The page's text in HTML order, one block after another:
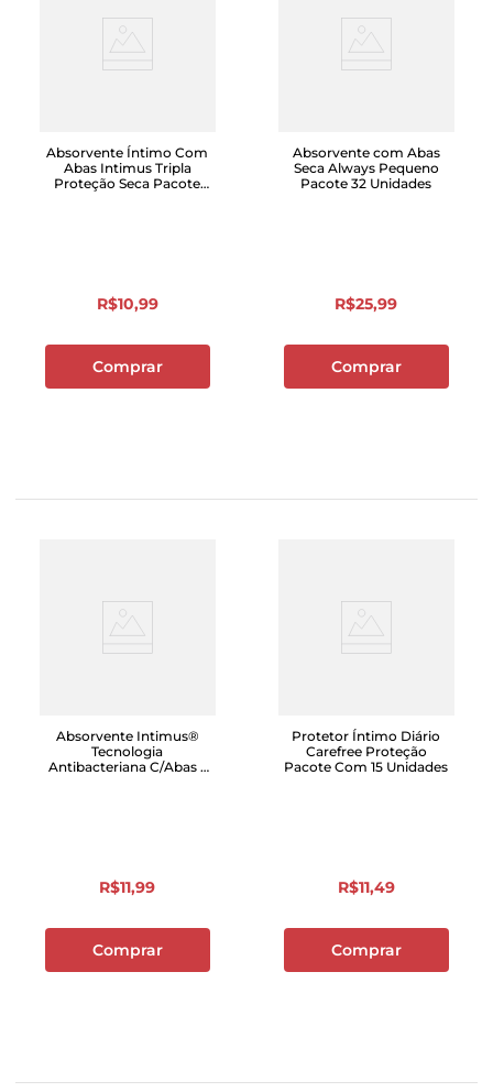
Absorvente Íntimo Com
Abas Intimus Tripla
Proteção Seca Pacote
R$10,99
Comprar
Absorvente com Abas
Seca Always Pequeno
Pacote 32 Unidades
R$25,99
Comprar
Absorvente Intimus®
Tecnologia
Antibacteriana C/Abas -
R$11,99
Comprar
Protetor Íntimo Diário
Carefree Proteção
Pacote Com 15 Unidades
R$11,49
Comprar